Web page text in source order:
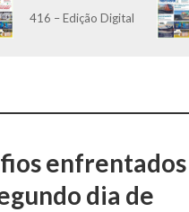
416 – Edição Digital
enfrentados
dia de